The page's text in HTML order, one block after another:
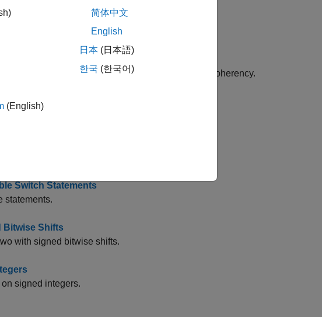
and write operation and thereby enhance Data Coherency.
to improve efficiency.
Switch Statements
statements.
Bitwise Shifts
with signed bitwise shifts.
signed integers.
(English)
简体中文
English
日本 (日本語)
한국 (한국어)